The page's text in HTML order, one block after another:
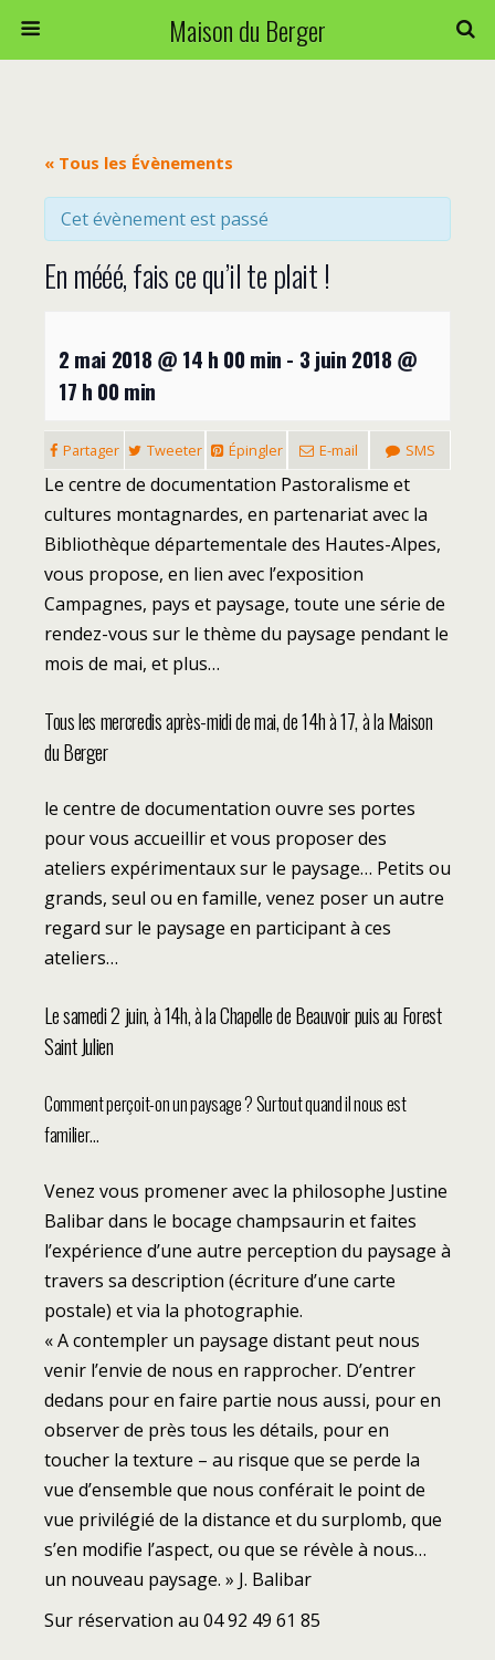
Maison du Berger
« Tous les Évènements
Cet évènement est passé
En mééé, fais ce qu’il te plait !
2 mai 2018 @ 14 h 00 min - 3 juin 2018 @
17 h 00 min
Partager Tweeter Épingler E-mail SMS
Le centre de documentation Pastoralisme et
cultures montagnardes, en partenariat avec la
Bibliothèque départementale des Hautes-Alpes,
vous propose, en lien avec l’exposition
Campagnes, pays et paysage, toute une série de
rendez-vous sur le thème du paysage pendant le
mois de mai, et plus…
Tous les mercredis après-midi de mai, de 14h à 17, à la Maison
du Berger
le centre de documentation ouvre ses portes
pour vous accueillir et vous proposer des
ateliers expérimentaux sur le paysage… Petits ou
grands, seul ou en famille, venez poser un autre
regard sur le paysage en participant à ces
ateliers…
Le samedi 2 juin, à 14h, à la Chapelle de Beauvoir puis au Forest
Saint Julien
Comment perçoit-on un paysage ? Surtout quand il nous est
familier…
Venez vous promener avec la philosophe Justine
Balibar dans le bocage champsaurin et faites
l’expérience d’une autre perception du paysage à
travers sa description (écriture d’une carte
postale) et via la photographie.
« A contempler un paysage distant peut nous
venir l’envie de nous en rapprocher. D’entrer
dedans pour en faire partie nous aussi, pour en
observer de près tous les détails, pour en
toucher la texture – au risque que se perde la
vue d’ensemble que nous conférait le point de
vue privilégié de la distance et du surplomb, que
s’en modifie l’aspect, ou que se révèle à nous…
un nouveau paysage. » J. Balibar
Sur réservation au 04 92 49 61 85